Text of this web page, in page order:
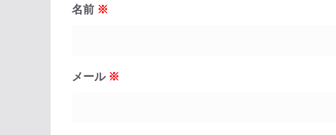
名前 ※
メール ※